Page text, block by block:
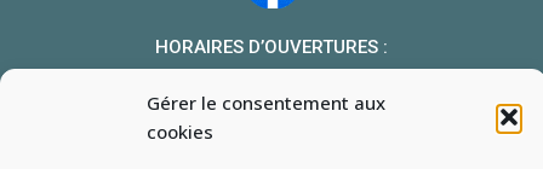
Gérer le consentement aux
cookies
HORAIRES D’OUVERTURES :
Le samedi : 10h-13h 14h-18h